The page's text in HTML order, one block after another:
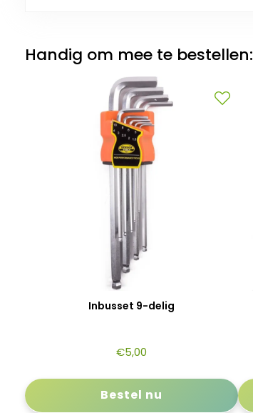
Handig om mee te bestellen:
Inbusset 9-delig
€5,00
Bestel nu